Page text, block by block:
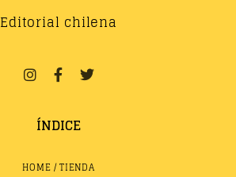
Editorial chilena
ÍNDICE
HOME / TIENDA